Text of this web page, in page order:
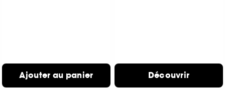
Ajouter au panier Découvrir